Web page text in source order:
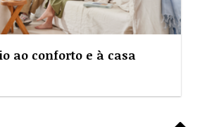
ao conforto e à casa